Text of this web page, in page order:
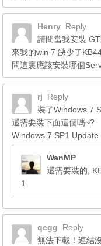
Henry Reply
請問當我安裝
來我的win 7 缺少了
問這裏應該安裝哪個
rj
Reply
裝了Windows 7
還需要裝下面這個嗎~?
Windows 7 SP1
WanMP
還需要裝的,
1
qegg
Reply
無法下載！連結